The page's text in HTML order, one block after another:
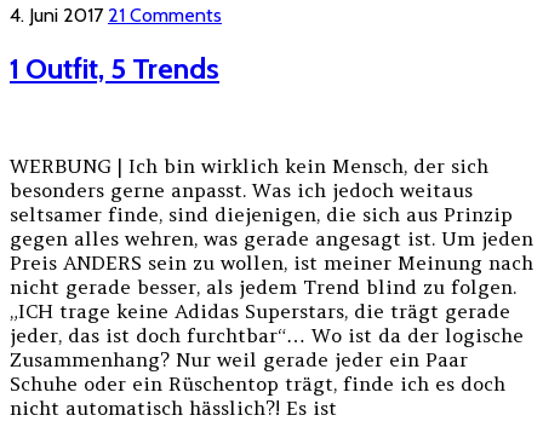
4. Juni 2017 21 Comments
1 Outfit, 5 Trends
WERBUNG | Ich bin wirklich kein Mensch, der sich
besonders gerne anpasst. Was ich jedoch weitaus
seltsamer finde, sind diejenigen, die sich aus Prinzip
gegen alles wehren, was gerade angesagt ist. Um jeden
Preis ANDERS sein zu wollen, ist meiner Meinung nach
nicht gerade besser, als jedem Trend blind zu folgen.
„ICH trage keine Adidas Superstars, die trägt gerade
jeder, das ist doch furchtbar“… Wo ist da der logische
Zusammenhang? Nur weil gerade jeder ein Paar
Schuhe oder ein Rüschentop trägt, finde ich es doch
nicht automatisch hässlich?! Es ist